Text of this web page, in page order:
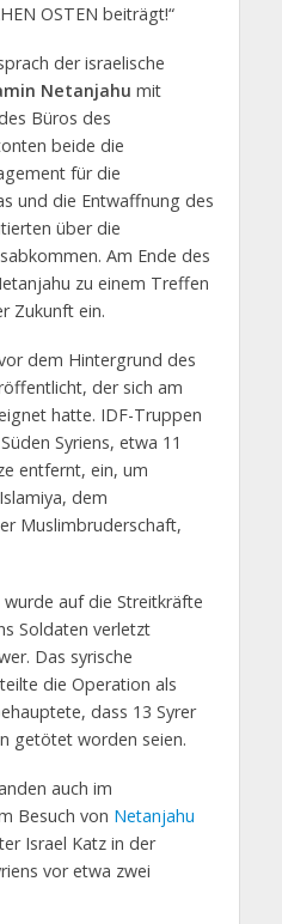
OSTEN beiträgt!“
der israelische
Netanjahu mit
Büros des
beide die
für die
und die Entwaffnung des
über die
Am Ende des
zu einem Treffen
Zukunft ein.
dem Hintergrund des
der sich am
hatte. IDF-Truppen
Syriens, etwa 11
entfernt, ein, um
dem
Muslimbruderschaft,
auf die Streitkräfte
Soldaten verletzt
Das syrische
die Operation als
dass 13 Syrer
getötet worden seien.
auch im
Besuch von Netanjahu
Israel Katz in der
vor etwa zwei